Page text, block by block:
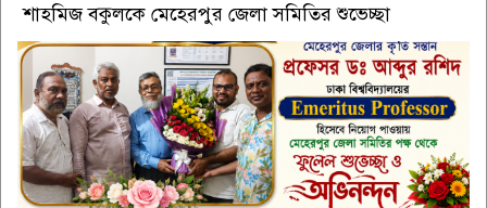
শাহমিজ বকুলকে মেহেরপুর জেলা সমিতির শুভেচ্ছা